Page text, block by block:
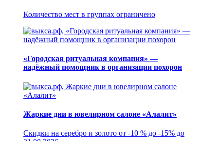
Количество мест в группах ограничено
«Городская ритуальная компания» —
надёжный помощник в организации похорон
Жаркие дни в ювелирном салоне «Алалит»
Скидки на серебро и золото от -10 % до -15% до